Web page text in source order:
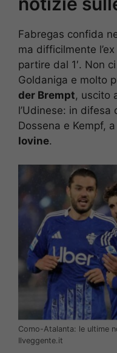
Fabregas confida
ma difficilmente
partire dal 1′. Non
Goldaniga e molto
der Brempt, uscito
l’Udinese: in
Dossena e Kempf,
Iovine.
Como-Atalanta: le ultime
Ilveggente.it